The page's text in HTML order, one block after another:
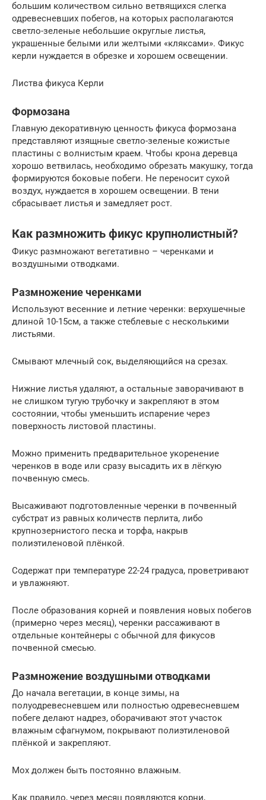
большим количеством сильно ветвящихся слегка
одревесневших побегов, на которых располагаются
светло-зеленые небольшие округлые листья,
украшенные белыми или желтыми «кляксами». Фикус
керли нуждается в обрезке и хорошем освещении.
Листва фикуса Керли
Формозана
Главную декоративную ценность фикуса формозана
представляют изящные светло-зеленые кожистые
пластины с волнистым краем. Чтобы крона деревца
хорошо ветвилась, необходимо обрезать макушку, тогда
формируются боковые побеги. Не переносит сухой
воздух, нуждается в хорошем освещении. В тени
сбрасывает листья и замедляет рост.
Как размножить фикус крупнолистный?
Фикус размножают вегетативно – черенками и
воздушными отводками.
Размножение черенками
Используют весенние и летние черенки: верхушечные
длиной 10-15см, а также стеблевые с несколькими
листьями.
Смывают млечный сок, выделяющийся на срезах.
Нижние листья удаляют, а остальные заворачивают в
не слишком тугую трубочку и закрепляют в этом
состоянии, чтобы уменьшить испарение через
поверхность листовой пластины.
Можно применить предварительное укоренение
черенков в воде или сразу высадить их в лёгкую
почвенную смесь.
Высаживают подготовленные черенки в почвенный
субстрат из равных количеств перлита, либо
крупнозернистого песка и торфа, накрыв
полиэтиленовой плёнкой.
Содержат при температуре 22-24 градуса, проветривают
и увлажняют.
После образования корней и появления новых побегов
(примерно через месяц), черенки рассаживают в
отдельные контейнеры с обычной для фикусов
почвенной смесью.
Размножение воздушными отводками
До начала вегетации, в конце зимы, на
полуодревесневшем или полностью одревесневшем
побеге делают надрез, оборачивают этот участок
влажным сфагнумом, покрывают полиэтиленовой
плёнкой и закрепляют.
Мох должен быть постоянно влажным.
Как правило, через месяц появляются корни,